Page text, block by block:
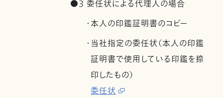
●3 委任状による代理人の場合
・本人の印鑑証明書のコピー
・当社指定の委任状（本人の印鑑
証明書で使用している印鑑を捺
印したもの）
委任状